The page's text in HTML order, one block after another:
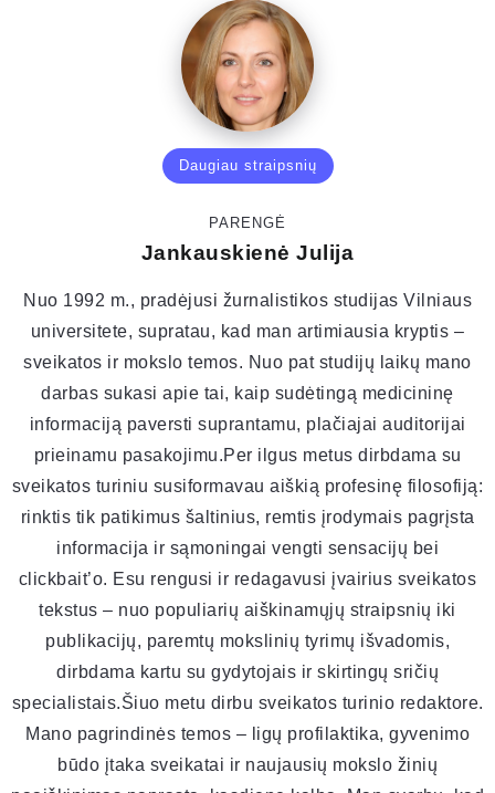
Daugiau straipsnių
PARENGĖ
Jankauskienė Julija
Nuo 1992 m., pradėjusi žurnalistikos studijas Vilniaus
universitete, supratau, kad man artimiausia kryptis –
sveikatos ir mokslo temos. Nuo pat studijų laikų mano
darbas sukasi apie tai, kaip sudėtingą medicininę
informaciją paversti suprantamu, plačiajai auditorijai
prieinamu pasakojimu.Per ilgus metus dirbdama su
sveikatos turiniu susiformavau aiškią profesinę filosofiją:
rinktis tik patikimus šaltinius, remtis įrodymais pagrįsta
informacija ir sąmoningai vengti sensacijų bei
clickbait’o. Esu rengusi ir redagavusi įvairius sveikatos
tekstus – nuo populiarių aiškinamųjų straipsnių iki
publikacijų, paremtų mokslinių tyrimų išvadomis,
dirbdama kartu su gydytojais ir skirtingų sričių
specialistais.Šiuo metu dirbu sveikatos turinio redaktore.
Mano pagrindinės temos – ligų profilaktika, gyvenimo
būdo įtaka sveikatai ir naujausių mokslo žinių